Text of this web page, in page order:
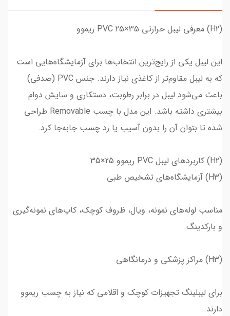
(H2) معرفی لیبل حرارتی PVC 25×35 ریموو
این لیبل یکی از رایج‌ترین انتخاب‌ها برای آزمایشگاه‌هایی است
که به لیبل مقاوم‌تر از کاغذی نیاز دارند. جنس PVC (صدفی)
باعث می‌شود لیبل در برابر رطوبت، دستکاری و سایش دوام
بیشتری داشته باشد. این مدل با چسب Removable طراحی
شده تا بتوان آن را بدون آسیب یا رد چسب جابه‌جا کرد.
(H2) کاربردهای لیبل PVC ریموو 25×35
(H3) آزمایشگاه‌های تشخیص طبی
مناسب لوله‌های نمونه، ویال، ظروف کوچک، کاپ‌های نمونه‌گیری
و بارکدینگ.
(H3) مراکز پزشکی و درمانگاهی
برای لیبلینگ تجهیزات کوچک و اقلامی که نیاز به چسب ریموو
دارند.